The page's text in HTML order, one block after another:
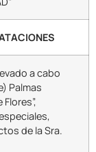
a cabo
Palmas
de la Sra.